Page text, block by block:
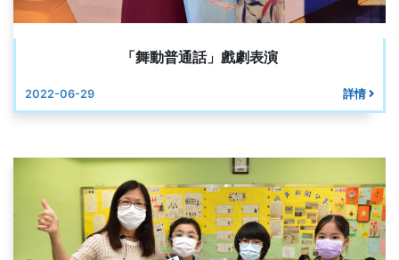
「舞動普通話」戲劇表演
2022-06-29 詳情